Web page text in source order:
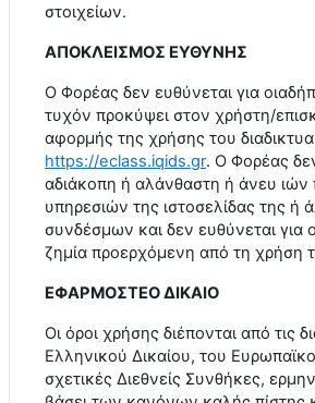
στοιχείων.
ΑΠΟΚΛΕΙΣΜΟΣ ΕΥΘΥΝΗΣ
Ο Φορέας δεν ευθύνεται για
τυχόν προκύψει στον χρήστη/
αφορμής της χρήσης του
https://eclass.iqids.gr. Ο Φορέας
αδιάκοπη ή αλάνθαστη ή άνευ ιών
υπηρεσιών της ιστοσελίδας της ή
συνδέσμων και δεν ευθύνεται για
ζημία προερχόμενη από τη χρήση
ΕΦΑΡΜΟΣΤΕΟ ΔΙΚΑΙΟ
Οι όροι χρήσης διέπονται από τις
Ελληνικού Δικαίου, του
σχετικές Διεθνείς Συνθήκες,